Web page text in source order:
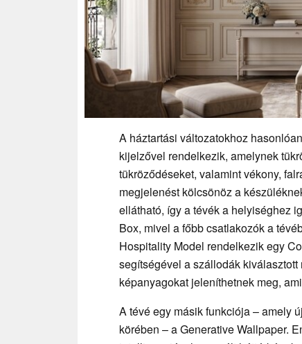
A háztartási változatokhoz
kijelzővel rendelkezik, amelynek
tükröződéseket, valamint vékony,
megjelenést kölcsönöz a
ellátható, így a tévék a helyiséghez
Box, mivel a főbb csatlakozók a
Hospitality Model rendelkezik egy
segítségével a szállodák
képanyagokat jeleníthetnek meg,
A tévé egy másik funkciója – amely
körében – a Generative Wallpaper.